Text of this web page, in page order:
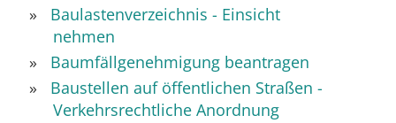
Baulastenverzeichnis - Einsicht
nehmen
Baumfällgenehmigung beantragen
Baustellen auf öffentlichen Straßen -
Verkehrsrechtliche Anordnung